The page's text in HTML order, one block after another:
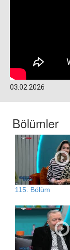
03.02.2026
Bölümler
115. Bölüm